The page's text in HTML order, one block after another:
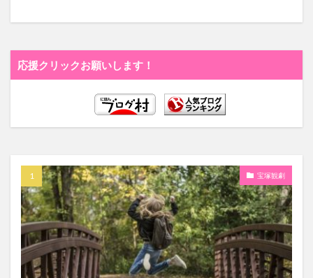
応援クリックお願いします！
宝塚観劇